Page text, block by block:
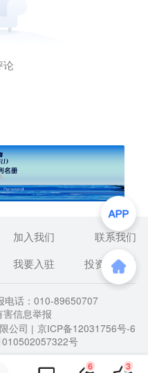
论
6 3
加入我们
联系我们
我要入驻 投资者关系
电话：010-89650707
信息举报
公司 | 京ICP备12031756号-6
号